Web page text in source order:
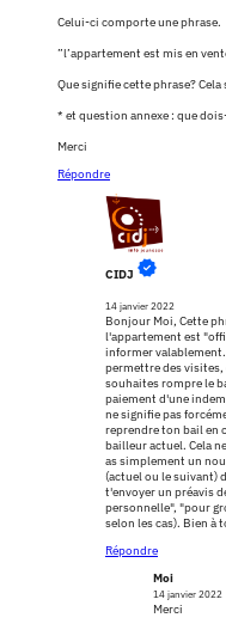
Celui-ci comporte une phrase.
”l’appartement est mis en
Que signifie cette phrase?
* et question annexe : que
Merci
Répondre
CIDJ
14 janvier 2022
Bonjour Moi, Cette
l'appartement est
informer valablement.
permettre des visites,
souhaites rompre le
paiement d'une
ne signifie pas
reprendre ton bail en
bailleur actuel. Cela
as simplement un
(actuel ou le suivant)
t'envoyer un préavis
personnelle", "pour
selon les cas). Bien à
Répondre
Moi
14 janvier 2022
Merci